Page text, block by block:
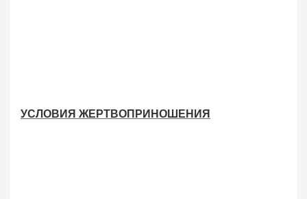
УСЛОВИЯ ЖЕРТВОПРИНОШЕНИЯ